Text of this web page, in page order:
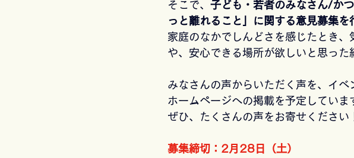
そこで、 子ども・若者のみなさん/か
っと離れること」に関する意見募集を
家庭のなかでしんどさを感じたとき
や、安心できる場所が欲しいと思った
みなさんの声からいただく声を、イベ
ホームページへの掲載を予定していま
ぜひ、たくさんの声をお寄せください
募集締切：2月28日（土）